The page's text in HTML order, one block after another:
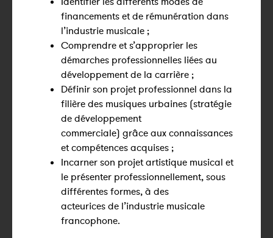
financements et de rémunération dans
l’industrie musicale ;
Comprendre et s’approprier les
démarches professionnelles liées au
développement de la carrière ;
Définir son projet professionnel dans la
filière des musiques urbaines (stratégie
de développement
commerciale) grâce aux connaissances
et compétences acquises ;
Incarner son projet artistique musical et
le présenter professionnellement, sous
différentes formes, à des
acteurices de l’industrie musicale
francophone.